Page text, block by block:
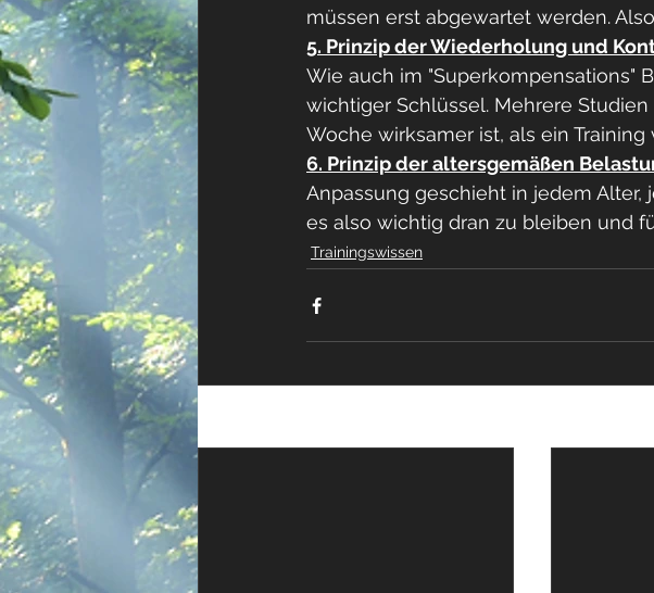
müssen erst abgewartet werden.
5. Prinzip der Wiederholung und
Wie auch im "Superkompensations"
wichtiger Schlüssel. Mehrere
Woche wirksamer ist, als ein Training
6. Prinzip der altersgemäßen
Anpassung geschieht in jedem
es also wichtig dran zu bleiben und
Trainingswissen